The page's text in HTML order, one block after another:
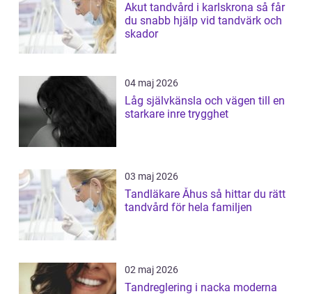
Akut tandvård i karlskrona så får
du snabb hjälp vid tandvärk och
skador
04 maj 2026
Låg självkänsla och vägen till en
starkare inre trygghet
03 maj 2026
Tandläkare Åhus så hittar du rätt
tandvård för hela familjen
02 maj 2026
Tandreglering i nacka moderna